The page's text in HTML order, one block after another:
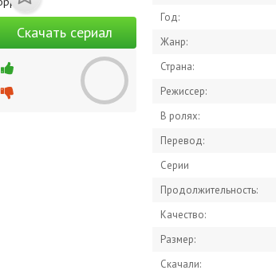
Скачать сериал
Год:
Жанр:
Страна:
Режиссер:
В ролях:
Перевод:
Серии
Продолжительность:
Качество:
Размер:
Скачали: